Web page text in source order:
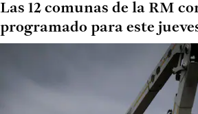
Las 12 comunas de la RM
programado para este